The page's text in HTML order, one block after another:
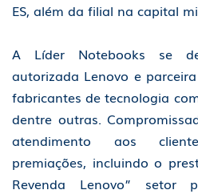
ES, além da filial na capital
A Líder Notebooks se
autorizada Lenovo e
fabricantes de tecnologia
dentre outras.
atendimento aos
premiações, incluindo o
Revenda Lenovo”